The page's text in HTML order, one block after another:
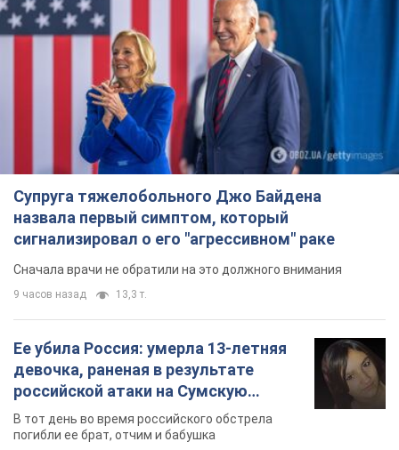
Супруга тяжелобольного Джо Байдена
назвала первый симптом, который
сигнализировал о его "агрессивном" раке
Сначала врачи не обратили на это должного внимания
9 часов назад 13,3 т.
Ее убила Россия: умерла 13-летняя
девочка, раненая в результате
российской атаки на Сумскую
область. Фото
В тот день во время российского обстрела
погибли ее брат, отчим и бабушка